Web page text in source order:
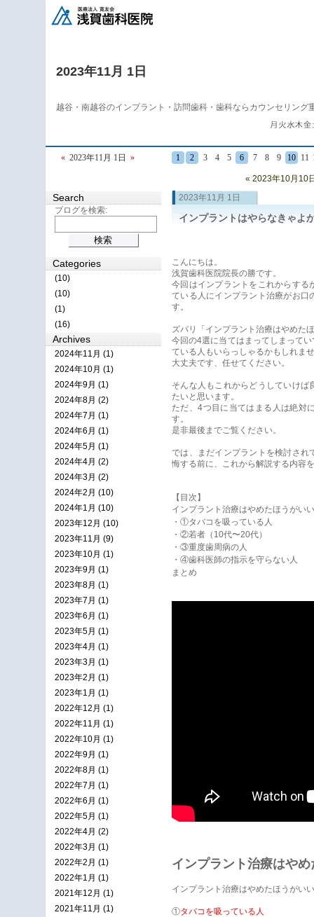
2023年11月 1日
越谷・南越谷のインプラント・訪問歯科・歯科ならカウンセリング
« 2023年11月 1日 » 1 2 3 4 5 6 7 8 9 10 11
2023年11月 1日
インプラントはやらなきゃよ
こんにちは。
浅賀歯科医院院長の勝です。
今回はインプラントをこれからする
ている人にインプラント治療がお口
す。
ズバリ「インプラント治療はやめた
今回の4選に当てはまってしまって
ている人もいらっしゃるかもしれま
大丈夫です、任せてください。
そんな人もこれからどうしていけ
たいと思います。
ただ、4つ目に当てはまる人は絶対
す。
是非最後までご覧ください。
では、まだインプラントを検討され
悔する前に、これから解説する内容
【目次】
インプラント治療はやめたほうがい
・①タバコを吸っている人
・②若者（10代〜20代）
・③重度歯周病の人
・④歯科医師の指示を守らない人
まとめ
インプラント治療はや
インプラント治療はやめたほうがい
①タバコを吸っている人
« 2023年10月10
Search
ブログを検索:
Categories
(10)
(10)
(1)
(16)
Archives
2024年11月 (1)
2024年10月 (1)
2024年9月 (1)
2024年8月 (2)
2024年7月 (1)
2024年6月 (1)
2024年5月 (1)
2024年4月 (2)
2024年3月 (2)
2024年2月 (10)
2024年1月 (10)
2023年12月 (10)
2023年11月 (9)
2023年10月 (1)
2023年9月 (1)
2023年8月 (1)
2023年7月 (1)
2023年6月 (1)
2023年5月 (1)
2023年4月 (1)
2023年3月 (1)
2023年2月 (1)
2023年1月 (1)
2022年12月 (1)
2022年11月 (1)
2022年10月 (1)
2022年9月 (1)
2022年8月 (1)
2022年7月 (1)
2022年6月 (1)
2022年5月 (1)
2022年4月 (2)
2022年3月 (1)
2022年2月 (1)
2022年1月 (1)
2021年12月 (1)
2021年11月 (1)